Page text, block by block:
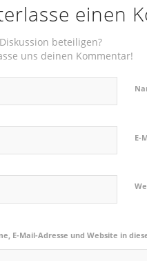
einen
beteiligen?
uns deinen Kommentar!
E-
E-Mail-Adresse und Website in